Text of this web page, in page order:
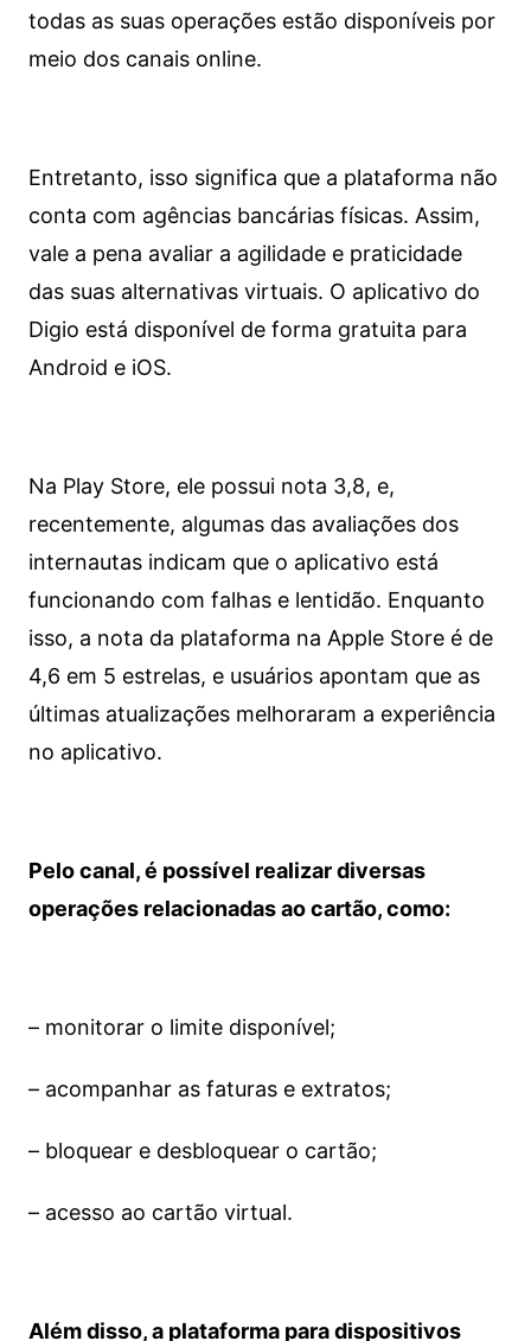
todas as suas operações estão disponíveis por
meio dos canais online.
Entretanto, isso significa que a plataforma não
conta com agências bancárias físicas. Assim,
vale a pena avaliar a agilidade e praticidade
das suas alternativas virtuais. O aplicativo do
Digio está disponível de forma gratuita para
Android e iOS.
Na Play Store, ele possui nota 3,8, e,
recentemente, algumas das avaliações dos
internautas indicam que o aplicativo está
funcionando com falhas e lentidão. Enquanto
isso, a nota da plataforma na Apple Store é de
4,6 em 5 estrelas, e usuários apontam que as
últimas atualizações melhoraram a experiência
no aplicativo.
Pelo canal, é possível realizar diversas
operações relacionadas ao cartão, como:
– monitorar o limite disponível;
– acompanhar as faturas e extratos;
– bloquear e desbloquear o cartão;
– acesso ao cartão virtual.
Além disso, a plataforma para dispositivos